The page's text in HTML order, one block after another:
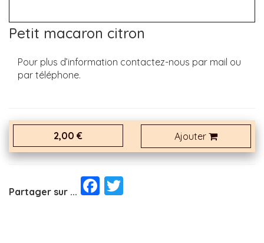
Petit macaron citron
Pour plus d’information contactez-nous par mail ou
par téléphone.
2,00 € Ajouter
Partager sur ...
Facebook